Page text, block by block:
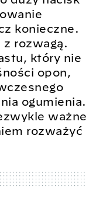
konieczne.
rozwagą.
który nie
opon,
ogumienia.
ważne
rozważyć